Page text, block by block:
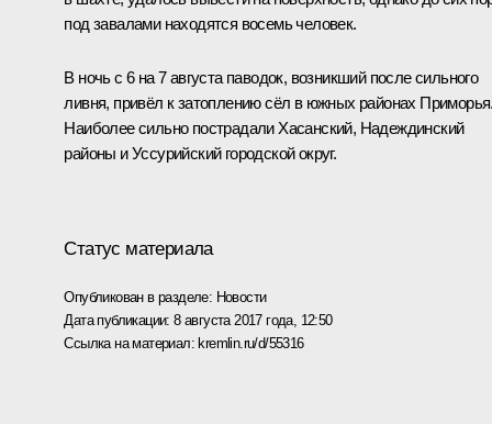
под завалами находятся восемь человек.
В ночь с 6 на 7 августа паводок, возникший после сильного
ливня, привёл к затоплению сёл в южных районах
Наиболее сильно пострадали Хасанский, Надеждинский
районы и Уссурийский городской округ.
Статус материала
Опубликован в разделе: Новости
Дата публикации:8 августа 2017 года, 12:50
Ссылка на материал: kremlin.ru/d/55316